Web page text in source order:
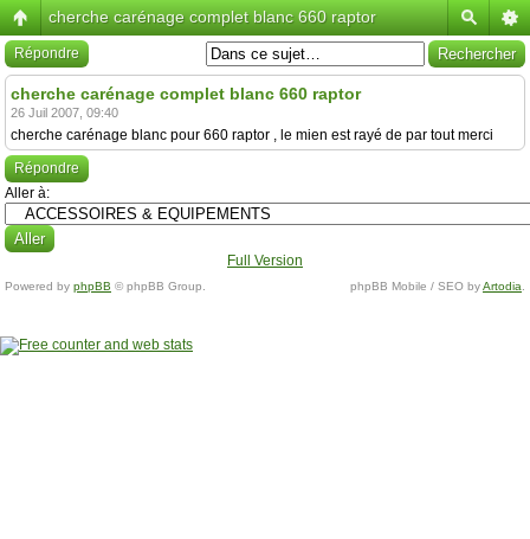
cherche carénage complet blanc 660 raptor
Répondre
cherche carénage complet blanc 660 raptor
26 Juil 2007, 09:40
cherche carénage blanc pour 660 raptor , le mien est rayé de par tout merci
Répondre
Aller à:
Full Version
Powered by phpBB © phpBB Group. phpBB Mobile / SEO byArtodia